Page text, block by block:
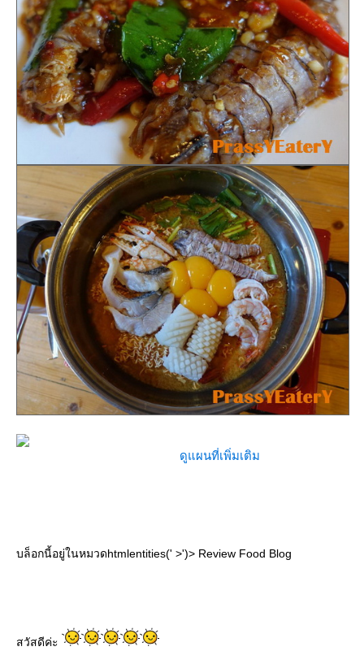
ดูแผนที่เพิ่มเติม
บล็อกนี้อยู่ในหมวดhtmlentities(' >')> Review Food Blog
สวัสดีค่ะ